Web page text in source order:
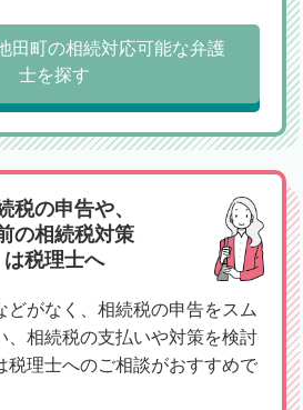
田町の相続対応可能な弁護
士を探す
税の申告や、
の相続税対策
は税理士へ
どがなく、相続税の申告をスム
、相続税の支払いや対策を検討
税理士へのご相談がおすすめで